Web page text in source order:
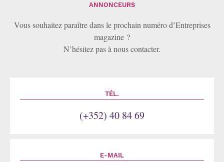
ANNONCEURS
Vous souhaitez paraître dans le prochain numéro d’Entreprises
magazine ?
N’hésitez pas à nous contacter.
TÉL.
(+352) 40 84 69
E-MAIL